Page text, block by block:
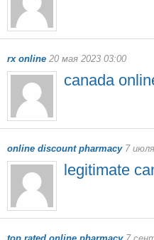
rx online 20 мая 2023 03:00
canada
online discount pharmacy7 июля
legitimate